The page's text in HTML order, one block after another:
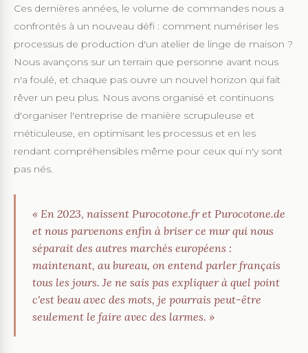
Ces dernières années, le volume de commandes nous a
confrontés à un nouveau défi : comment numériser les
processus de production d'un atelier de linge de maison ?
Nous avançons sur un terrain que personne avant nous
n'a foulé, et chaque pas ouvre un nouvel horizon qui fait
rêver un peu plus. Nous avons organisé et continuons
d'organiser l'entreprise de manière scrupuleuse et
méticuleuse, en optimisant les processus et en les
rendant compréhensibles même pour ceux qui n'y sont
pas nés.
« En 2023, naissent Purocotone.fr et Purocotone.de
et nous parvenons enfin à briser ce mur qui nous
séparait des autres marchés européens :
maintenant, au bureau, on entend parler français
tous les jours. Je ne sais pas expliquer à quel point
c'est beau avec des mots, je pourrais peut-être
seulement le faire avec des larmes. »